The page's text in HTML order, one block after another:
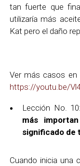
tan fuerte que
utilizaría más
Kat pero el daño
Ver más casos en
https://youtu.be/
Lección No. 10:
más
significado de
Cuando inicia una